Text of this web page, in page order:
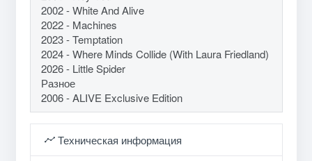
2002 - White And Alive
2022 - Machines
2023 - Temptation
2024 - Where Minds Collide (With Laura Friedland)
2026 - Little Spider
Разное
2006 - ALIVE Exclusive Edition
Техническая информация